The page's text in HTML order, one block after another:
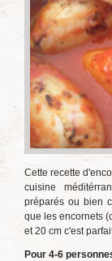
Cette recette
cuisine
préparés ou bien
que les encornets
et 20 cm c'est
Pour 4-6